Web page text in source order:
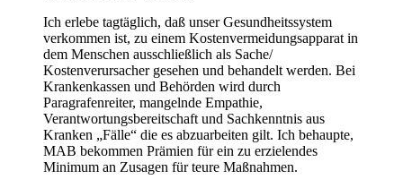
Ich erlebe tagtäglich, daß unser Gesundheitssystem
verkommen ist, zu einem Kostenvermeidungsapparat in
dem Menschen ausschließlich als Sache/
Kostenverursacher gesehen und behandelt werden. Bei
Krankenkassen und Behörden wird durch
Paragrafenreiter, mangelnde Empathie,
Verantwortungsbereitschaft und Sachkenntnis aus
Kranken „Fälle“ die es abzuarbeiten gilt. Ich behaupte,
MAB bekommen Prämien für ein zu erzielendes
Minimum an Zusagen für teure Maßnahmen.